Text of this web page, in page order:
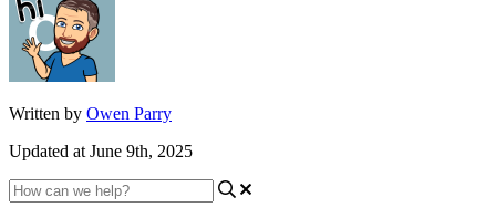
Written by Owen Parry
Updated at June 9th, 2025